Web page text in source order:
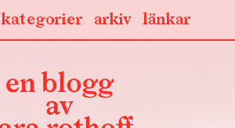
länkar
arkiv
kategorier